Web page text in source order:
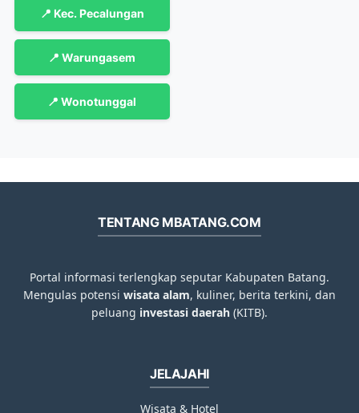
📍 Kec. Pecalungan
📍 Warungasem
📍 Wonotunggal
TENTANG MBATANG.COM
Portal informasi terlengkap seputar Kabupaten Batang.
Mengulas potensi wisata alam, kuliner, berita terkini, dan
peluang investasi daerah (KITB).
JELAJAHI
Wisata & Hotel